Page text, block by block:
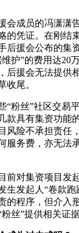
成员的冯潇潇
的凭证。在刚结
后援会公布的集
护”的费用达20
后援会无法提供
收尾。
丝”社区交易
款具有集资功能
风险不承担责任
服务费，亦无法
对集资项目发
生发起人“卷款
的程序，但介入
丝”提供相关证